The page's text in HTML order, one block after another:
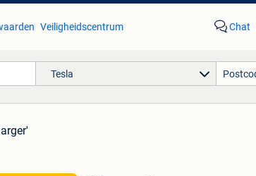
Veiligheidscentrum Chat
Tesla